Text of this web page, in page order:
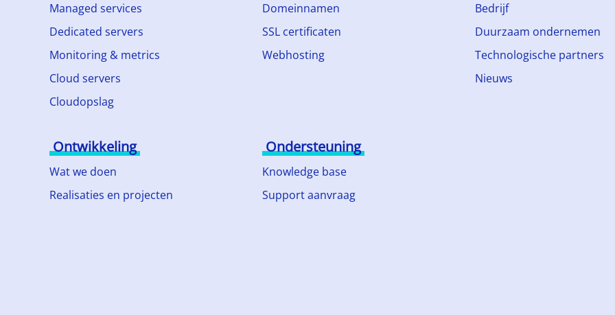
Managed services
Dedicated servers
Monitoring & metrics
Cloud servers
Cloudopslag
Domeinnamen
SSL certificaten
Webhosting
Bedrijf
Duurzaam ondernemen
Technologische partners
Nieuws
Ontwikkeling
Wat we doen
Realisaties en projecten
Ondersteuning
Knowledge base
Support aanvraag